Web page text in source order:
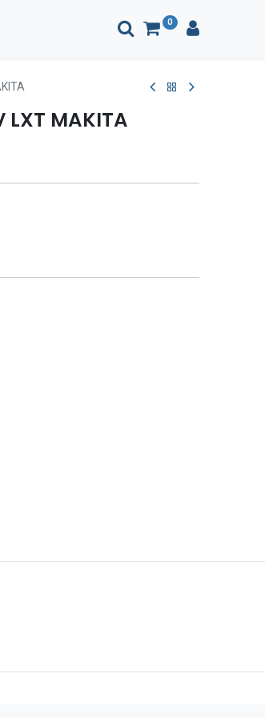
0
LXT MAKITA